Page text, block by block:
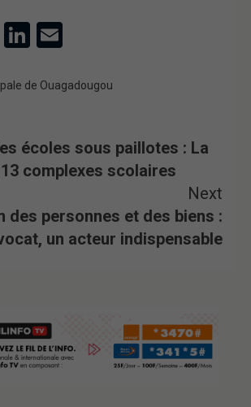
WhatsApp
LinkedIn
de Ouagadougou
écoles sous paillotes : La
complexes scolaires
Next
des personnes et des biens :
un acteur indispensable